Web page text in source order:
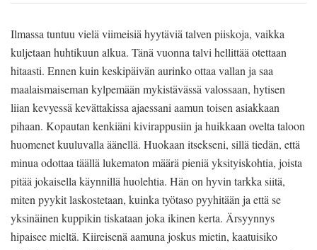
Ilmassa tuntuu vielä viimeisiä hyytäviä talven piiskoja, vaikka
kuljetaan huhtikuun alkua. Tänä vuonna talvi hellittää otettaan
hitaasti. Ennen kuin keskipäivän aurinko ottaa vallan ja saa
maalaismaiseman kylpemään mykistävässä valossaan, hytisen
liian kevyessä kevättakissa ajaessani aamun toisen asiakkaan
pihaan. Kopautan kenkiäni kivirappusiin ja huikkaan ovelta taloon
huomenet kuuluvalla äänellä. Huokaan itsekseni, sillä tiedän, että
minua odottaa täällä lukematon määrä pieniä yksityiskohtia, joista
pitää jokaisella käynnillä huolehtia. Hän on hyvin tarkka siitä,
miten pyykit laskostetaan, kuinka työtaso pyyhitään ja että se
yksinäinen kuppikin tiskataan joka ikinen kerta. Ärsyynnys
hipaisee mieltä. Kiireisenä aamuna joskus mietin, kaatuisiko